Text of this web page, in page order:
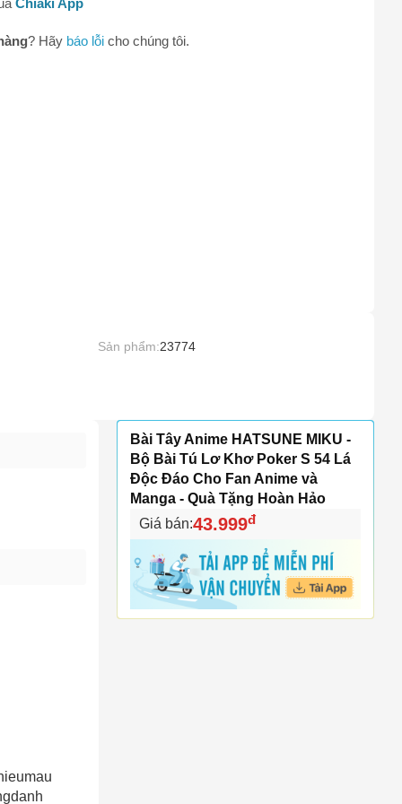
Chiaki App
? Hãy báo lỗi cho chúng tôi.
Sản phẩm:23774
Bài Tây Anime HATSUNE MIKU -
Bộ Bài Tú Lơ Khơ Poker S 54 Lá
Độc Đáo Cho Fan Anime và
Manga - Quà Tặng Hoàn Hảo
Giá bán:43.999đ